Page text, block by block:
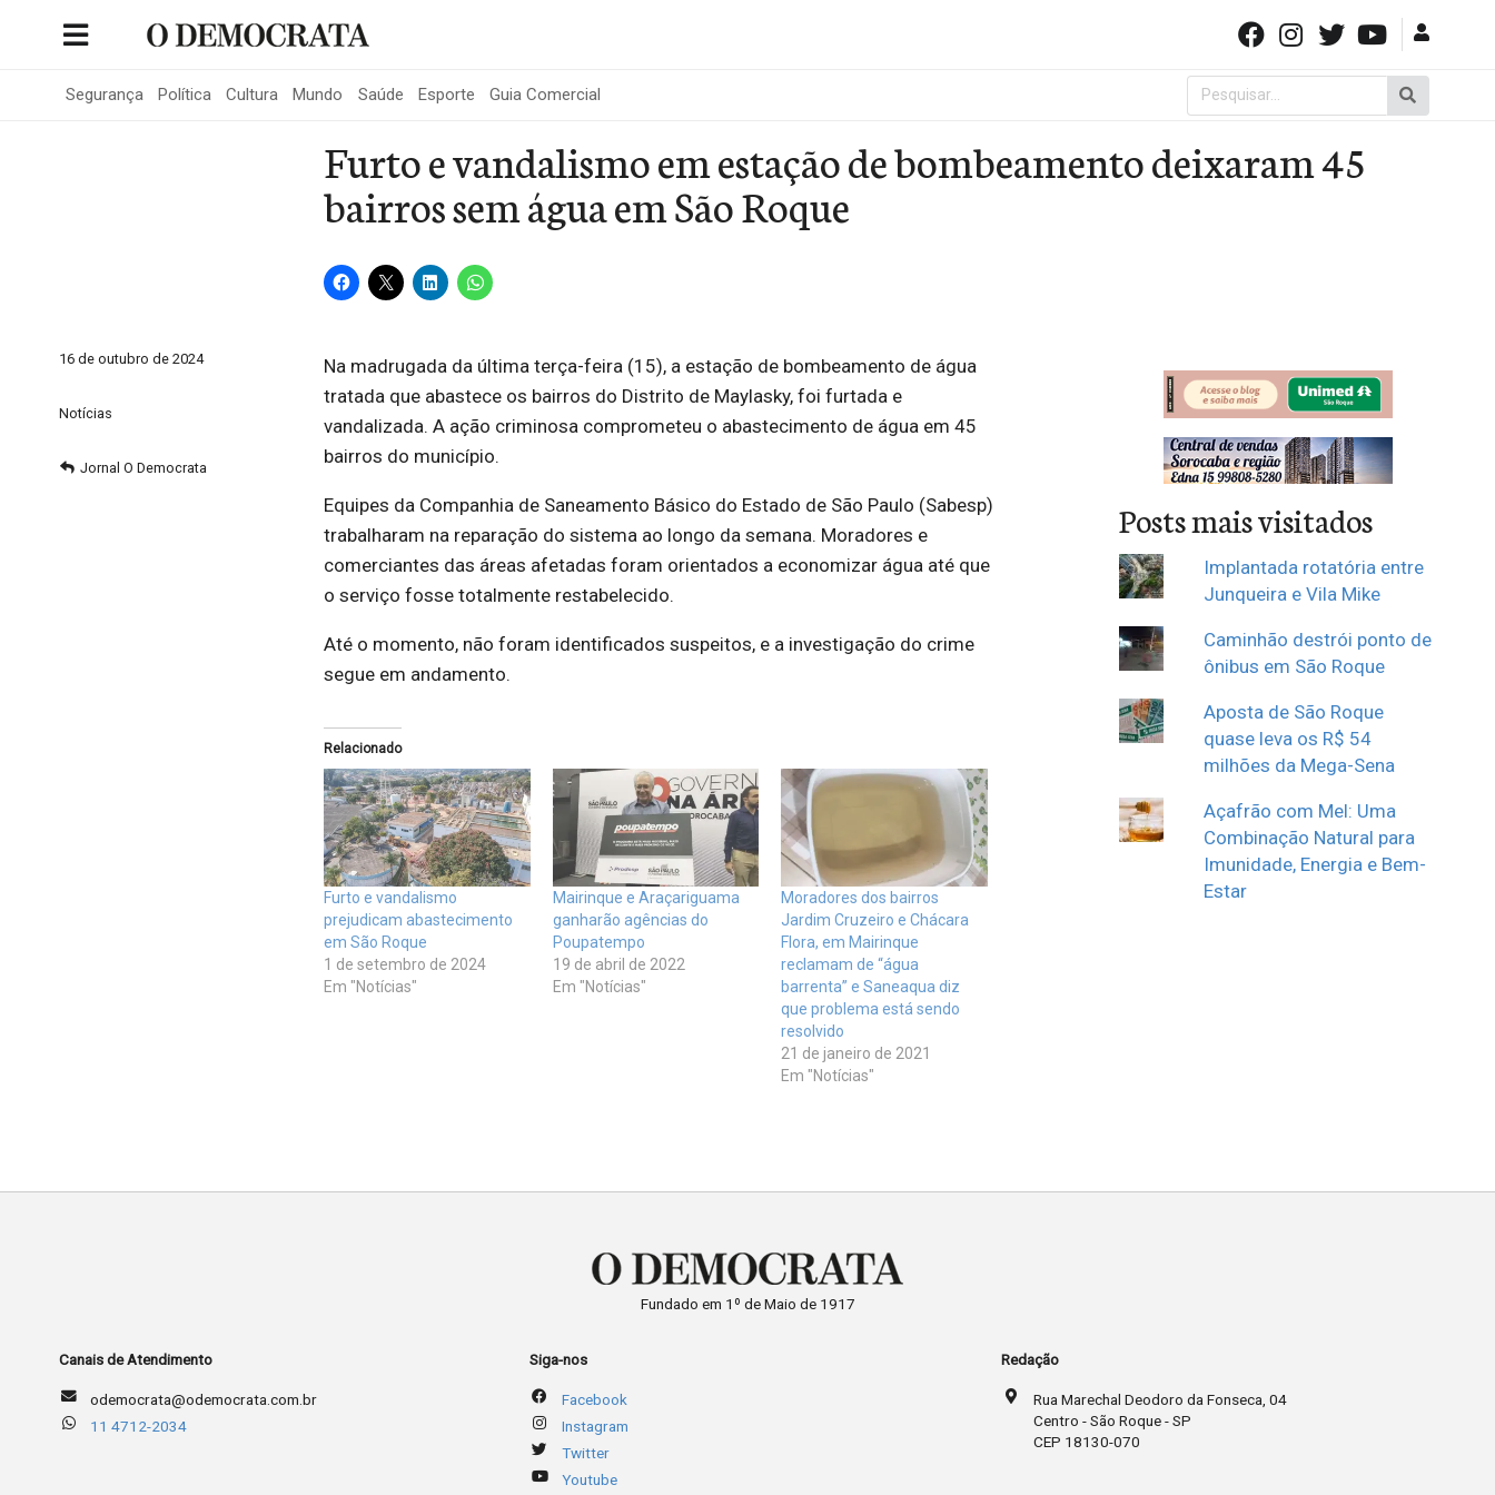
Segurança Política Cultura Mundo Saúde Esporte Guia Comercial
Pesquisar
por:
Furto e vandalismo em estação de bombeamento deixaram 45
bairros sem água em São Roque
16 de outubro de 2024
Notícias
Jornal O Democrata
Na madrugada da última terça-feira (15), a estação de bombeamento de água
tratada que abastece os bairros do Distrito de Maylasky, foi furtada e
vandalizada. A ação criminosa comprometeu o abastecimento de água em 45
bairros do município.
Equipes da Companhia de Saneamento Básico do Estado de São Paulo (Sabesp)
trabalharam na reparação do sistema ao longo da semana. Moradores e
comerciantes das áreas afetadas foram orientados a economizar água até que
o serviço fosse totalmente restabelecido.
Até o momento, não foram identificados suspeitos, e a investigação do crime
segue em andamento.
Relacionado
Furto e vandalismo
prejudicam abastecimento
em São Roque
1 de setembro de 2024
Em "Notícias"
Mairinque e Araçariguama
ganharão agências do
Poupatempo
19 de abril de 2022
Em "Notícias"
Moradores dos bairros
Jardim Cruzeiro e Chácara
Flora, em Mairinque
reclamam de “água
barrenta” e Saneaqua diz
que problema está sendo
resolvido
21 de janeiro de 2021
Em "Notícias"
Posts mais visitados
Implantada rotatória entre
Junqueira e Vila Mike
Caminhão destrói ponto de
ônibus em São Roque
Aposta de São Roque
quase leva os R$ 54
milhões da Mega-Sena
Açafrão com Mel: Uma
Combinação Natural para
Imunidade, Energia e Bem-
Estar
Fundado em 1º de Maio de 1917
Canais de Atendimento
odemocrata@odemocrata.com.br
11 4712-2034
Siga-nos
Facebook
Instagram
Twitter
Youtube
Redação
Rua Marechal Deodoro da Fonseca, 04
Centro - São Roque - SP
CEP 18130-070